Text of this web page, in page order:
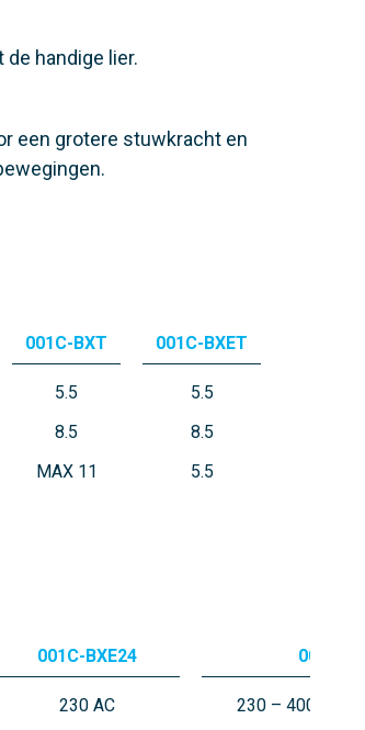
handige lier.
een grotere stuwkracht en
001C-BXT
5.5
8.5
MAX 11
001C-BXET
5.5
8.5
5.5
001C-BXE24
230 AC
001C-
230 – 400 V AC